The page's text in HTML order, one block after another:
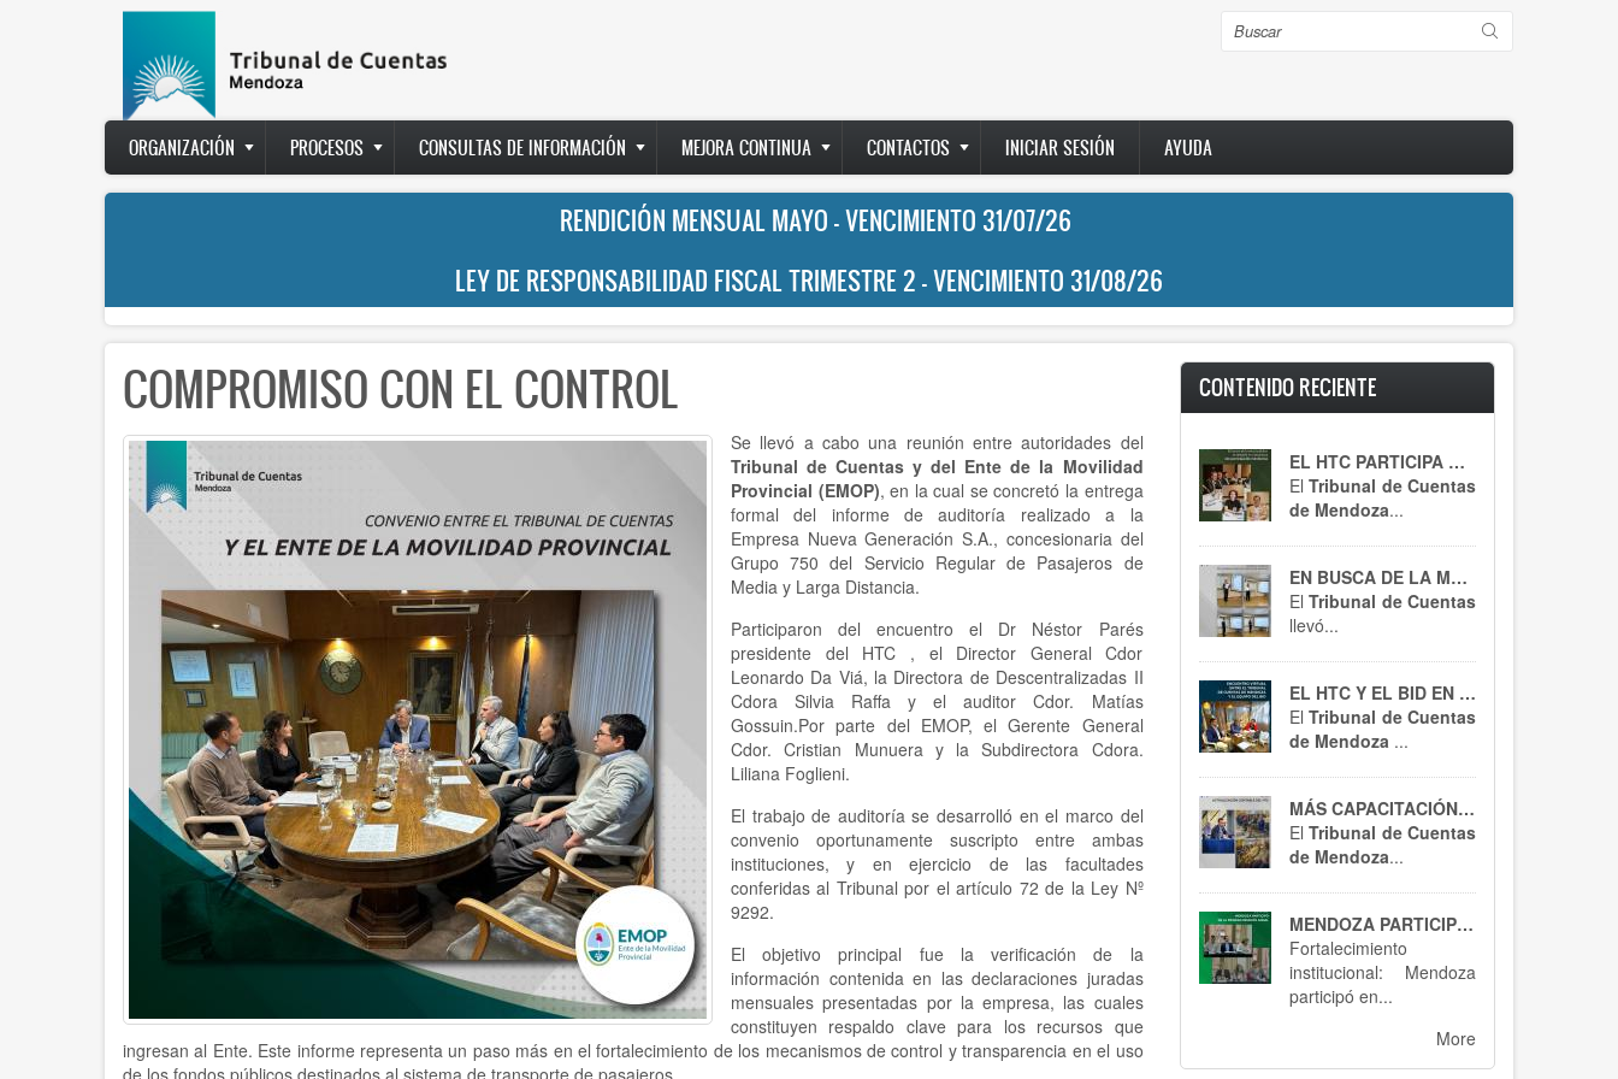
Buscar
Main
navigation
ORGANIZACIÓN PROCESOS CONSULTAS DE INFORMACIÓN MEJORA CONTINUA CONTACTOS INICIAR SESIÓN AYUDA
RENDICIÓN MENSUAL MAYO - VENCIMIENTO 31/07/26
LEY DE RESPONSABILIDAD FISCAL TRIMESTRE 2 - VENCIMIENTO 31/08/26
COMPROMISO CON EL CONTROL
Se llevó a cabo una reunión entre autoridades del
Tribunal de Cuentas y del Ente de la Movilidad
Provincial (EMOP), en la cual se concretó la entrega
formal del informe de auditoría realizado a la
Empresa Nueva Generación S.A., concesionaria del
Grupo 750 del Servicio Regular de Pasajeros de
Media y Larga Distancia.
Participaron del encuentro el Dr Néstor Parés
presidente del HTC , el Director General Cdor
Leonardo Da Viá, la Directora de Descentralizadas II
Cdora Silvia Raffa y el auditor Cdor. Matías
Gossuin.Por parte del EMOP, el Gerente General
Cdor. Cristian Munuera y la Subdirectora Cdora.
Liliana Foglieni.
El trabajo de auditoría se desarrolló en el marco del
convenio oportunamente suscripto entre ambas
instituciones, y en ejercicio de las facultades
conferidas al Tribunal por el artículo 72 de la Ley Nº
9292.
El objetivo principal fue la verificación de la
información contenida en las declaraciones juradas
mensuales presentadas por la empresa, las cuales
constituyen respaldo clave para los recursos que
ingresan al Ente. Este informe representa un paso más en el fortalecimiento de los mecanismos de control y transparencia en el uso
de los fondos públicos destinados al sistema de transporte de pasajeros.
CONTENIDO RECIENTE
EL HTC PARTICIPA DE UN ENCUENTRO CLAVE
El Tribunal de Cuentas
de Mendoza...
EN BUSCA DE LA MEJORA CONTÍNUA
El Tribunal de Cuentas
llevó...
EL HTC Y EL BID EN ACCIÓN
El Tribunal de Cuentas
de Mendoza ...
MÁS CAPACITACIÓN, MEJOR CONTROL : EL HTC SE ACTUALIZA EN RT 54
El Tribunal de Cuentas
de Mendoza...
MENDOZA PARTICIPÓ EN BUENOS AIRES : SPTCRA
Fortalecimiento
institucional: Mendoza
participó en...
More